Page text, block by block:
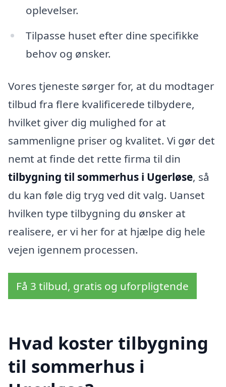
oplevelser.
Tilpasse huset efter dine specifikke
behov og ønsker.
Vores tjeneste sørger for, at du modtager
tilbud fra flere kvalificerede tilbydere,
hvilket giver dig mulighed for at
sammenligne priser og kvalitet. Vi gør det
nemt at finde det rette firma til din
tilbygning til sommerhus i Ugerløse, så
du kan føle dig tryg ved dit valg. Uanset
hvilken type tilbygning du ønsker at
realisere, er vi her for at hjælpe dig hele
vejen igennem processen.
Få 3 tilbud, gratis og uforpligtende
Hvad koster tilbygning
til sommerhus i